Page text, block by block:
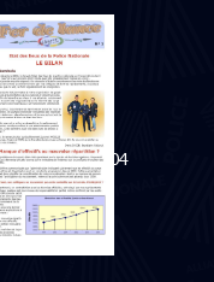
Septembre 2004